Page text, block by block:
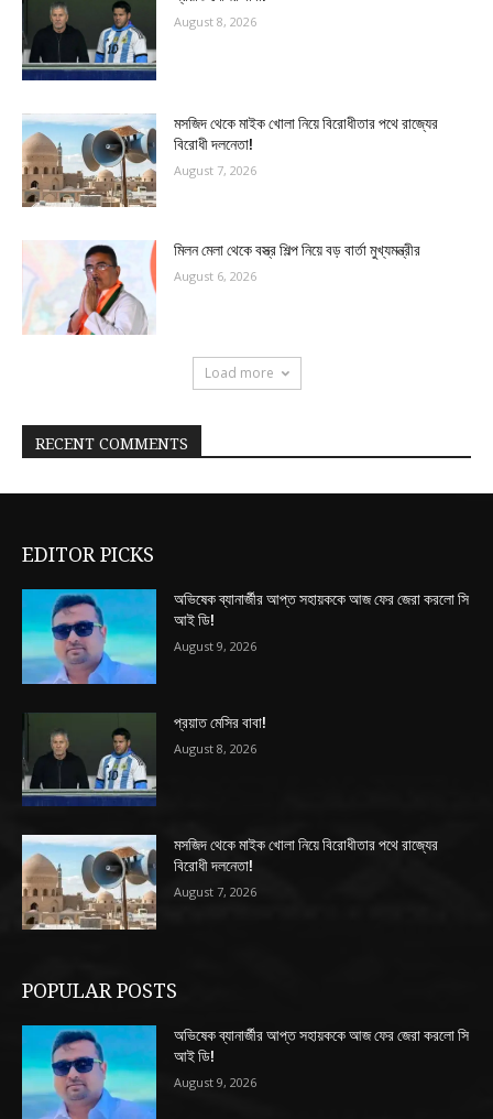
August 8, 2026
মসজিদ থেকে মাইক খোলা নিয়ে বিরোধীতার পথে রাজ্যের
বিরোধী দলনেতা!
August 7, 2026
মিলন মেলা থেকে বস্ত্র শিল্প নিয়ে বড় বার্তা মুখ্যমন্ত্রীর
August 6, 2026
Load more
RECENT COMMENTS
EDITOR PICKS
অভিষেক ব্যানার্জীর আপ্ত সহায়ককে আজ ফের জেরা করলো সি
আই ডি!
August 9, 2026
প্রয়াত মেসির বাবা!
August 8, 2026
মসজিদ থেকে মাইক খোলা নিয়ে বিরোধীতার পথে রাজ্যের
বিরোধী দলনেতা!
August 7, 2026
POPULAR POSTS
অভিষেক ব্যানার্জীর আপ্ত সহায়ককে আজ ফের জেরা করলো সি
আই ডি!
August 9, 2026